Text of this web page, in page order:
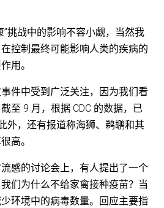
”挑战中的影响不容小觑，当然我
控制最终可能影响人类的疾病的
用。
件中受到广泛关注，因为我们看
至 9 月，根据 CDC 的数据，已
外，还有报道称海狮、鹈鹕和其
高。
感的讨论会上，有人提出了一个
们为什么不给家禽接种疫苗？当
环境中的病毒数量。回应主要指